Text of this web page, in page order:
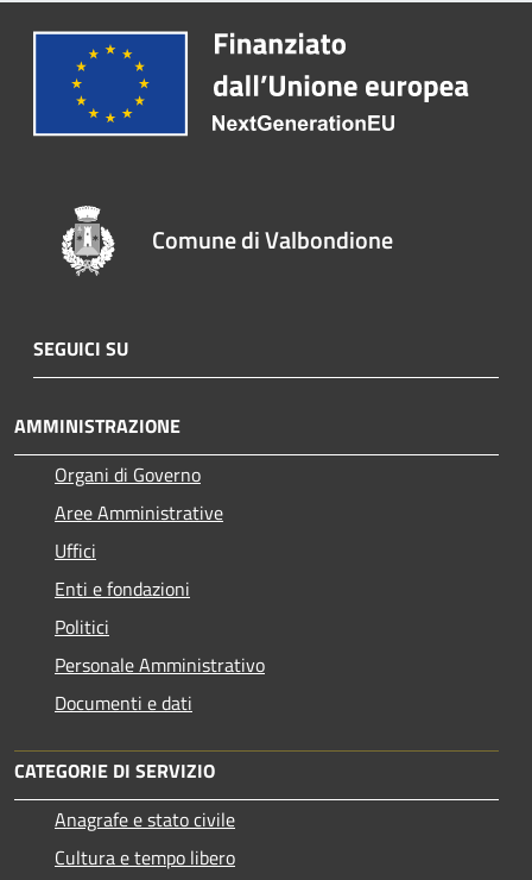
Comune di Valbondione
SEGUICI SU
AMMINISTRAZIONE
Organi di Governo
Aree Amministrative
Uffici
Enti e fondazioni
Politici
Personale Amministrativo
Documenti e dati
CATEGORIE DI SERVIZIO
Anagrafe e stato civile
Cultura e tempo libero